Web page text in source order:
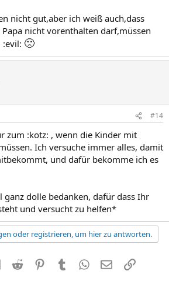
nicht gut,aber ich weiß auch,dass
nicht vorenthalten darf,müssen
🙁
#14
zum :kotz: , wenn die Kinder mit
Ich versuche immer alles, damit
und dafür bekomme ich es
dolle bedanken, dafür dass Ihr
und versucht zu helfen*
oder registrieren, um hier zu antworten.
LinkedIn
Reddit PinterestTumblr WhatsApp
E-MailLink